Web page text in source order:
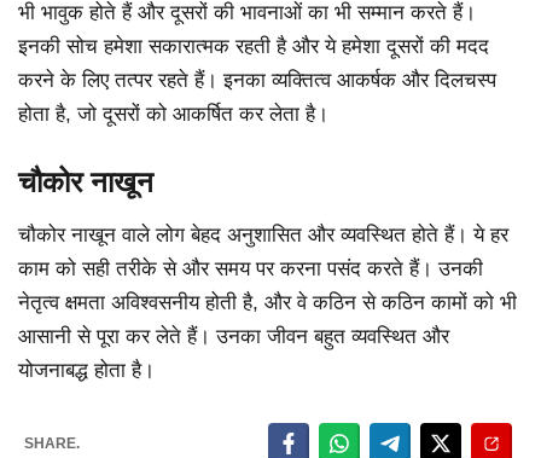
भी भावुक होते हैं और दूसरों की भावनाओं का भी सम्मान करते हैं।
इनकी सोच हमेशा सकारात्मक रहती है और ये हमेशा दूसरों की मदद
करने के लिए तत्पर रहते हैं। इनका व्यक्तित्व आकर्षक और दिलचस्प
होता है, जो दूसरों को आकर्षित कर लेता है।
चौकोर नाखून
चौकोर नाखून वाले लोग बेहद अनुशासित और व्यवस्थित होते हैं। ये हर
काम को सही तरीके से और समय पर करना पसंद करते हैं। उनकी
नेतृत्व क्षमता अविश्वसनीय होती है, और वे कठिन से कठिन कामों को भी
आसानी से पूरा कर लेते हैं। उनका जीवन बहुत व्यवस्थित और
योजनाबद्ध होता है।
SHARE.